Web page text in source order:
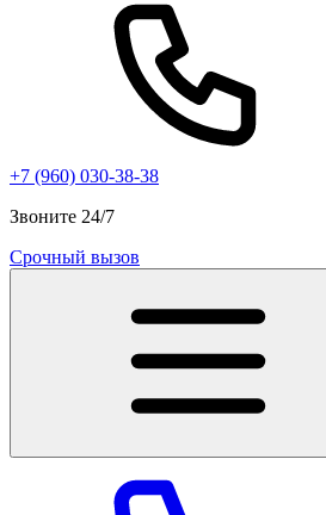
+7 (960) 030-38-38
Звоните 24/7
Срочный вызов